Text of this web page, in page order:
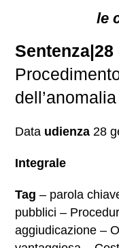
le
Sentenza|28
dell’anomalia
Data udienza 28
Integrale
Tag – parola
pubblici –
aggiudicazione –